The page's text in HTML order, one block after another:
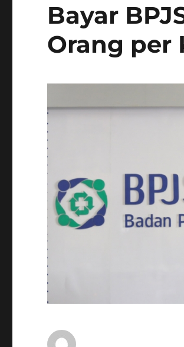
Bayar
Orang per